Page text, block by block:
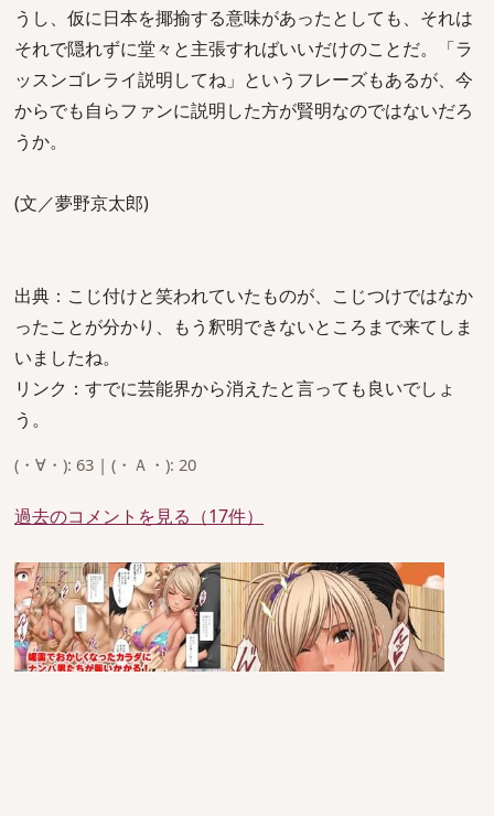
うし、仮に日本を揶揄する意味があったとしても、それは
それで隠れずに堂々と主張すればいいだけのことだ。「ラ
ッスンゴレライ説明してね」というフレーズもあるが、今
からでも自らファンに説明した方が賢明なのではないだろ
うか。
(文／夢野京太郎)
出典：こじ付けと笑われていたものが、こじつけではなか
ったことが分かり、もう釈明できないところまで来てしま
いましたね。
リンク：すでに芸能界から消えたと言っても良いでしょ
う。
(・∀・): 63 | (・Ａ・): 20
過去のコメントを見る（17件）